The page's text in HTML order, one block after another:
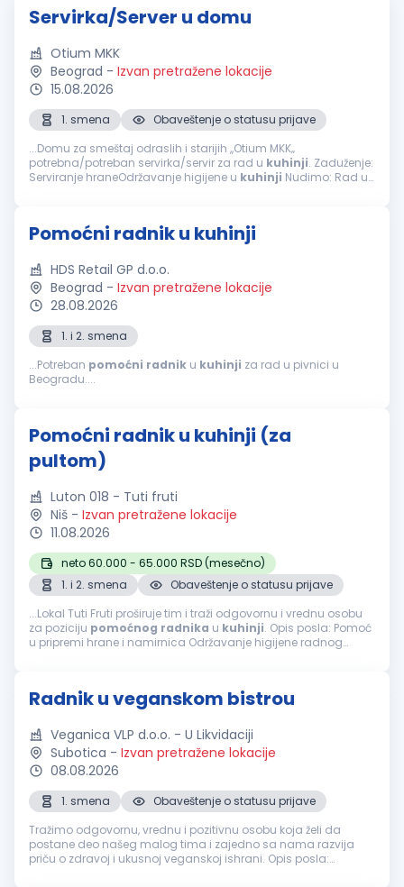
Servirka/Server u domu
Otium MKK
Beograd - Izvan pretražene lokacije
15.08.2026
1. smena
Obaveštenje o statusu prijave
...Domu za smeštaj odraslih i starijih ,,Otium MKK‚‚
potrebna/potreban servirka/servir za rad u kuhinji. Zaduženje:
Serviranje hraneOdržavanje higijene u kuhinji Nudimo: Rad u
Pomoćni radnik u kuhinji
HDS Retail GP d.o.o.
Beograd - Izvan pretražene lokacije
28.08.2026
1. i 2. smena
...Potreban pomoćni radnik u kuhinji za rad u pivnici u
Beogradu....
Pomoćni radnik u kuhinji (za
pultom)
Luton 018 - Tuti fruti
Niš - Izvan pretražene lokacije
11.08.2026
neto 60.000 - 65.000 RSD (mesečno)
1. i 2. smena
Obaveštenje o statusu prijave
...Lokal Tuti Fruti proširuje tim i traži odgovornu i vrednu osobu
za poziciju pomoćnog radnika u kuhinji. Opis posla: Pomoć
u pripremi hrane i namirnica Održavanje higijene radnog
Radnik u veganskom bistrou
Veganica VLP d.o.o. - U Likvidaciji
Subotica - Izvan pretražene lokacije
08.08.2026
1. smena
Obaveštenje o statusu prijave
Tražimo odgovornu, vrednu i pozitivnu osobu koja želi da
postane deo našeg malog tima i zajedno sa nama razvija
priču o zdravoj i ukusnoj veganskoj ishrani. Opis posla: